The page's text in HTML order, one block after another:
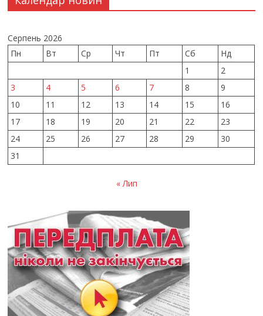
Серпень 2026
Пн
Вт Ср Чт Пт Сб
Нд
1
2
3
4 5 6 7 8
9
10
11 12 13 14 15
16
17
18 19 20 21 22
23
24
25 26 27 28 29
30
31
« Лип